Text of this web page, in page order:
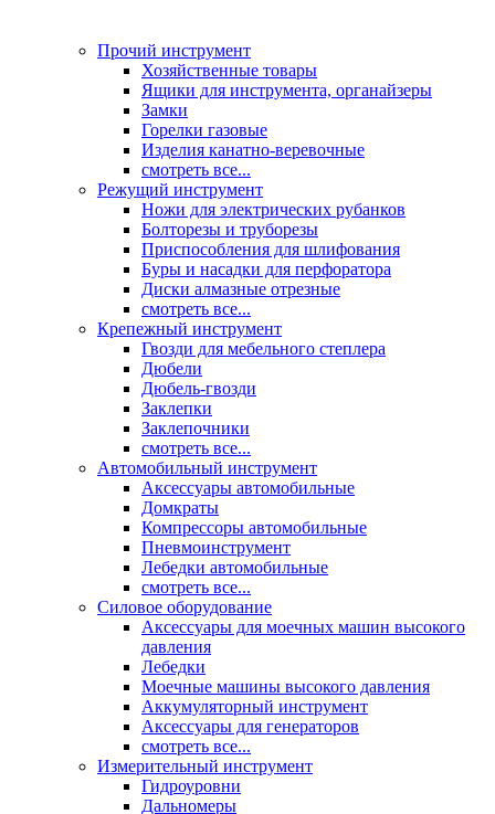
Прочий инструмент
Хозяйственные товары
Ящики для инструмента, органайзеры
Замки
Горелки газовые
Изделия канатно-веревочные
смотреть все...
Режущий инструмент
Ножи для электрических рубанков
Болторезы и труборезы
Приспособления для шлифования
Буры и насадки для перфоратора
Диски алмазные отрезные
смотреть все...
Крепежный инструмент
Гвозди для мебельного степлера
Дюбели
Дюбель-гвозди
Заклепки
Заклепочники
смотреть все...
Автомобильный инструмент
Аксессуары автомобильные
Домкраты
Компрессоры автомобильные
Пневмоинструмент
Лебедки автомобильные
смотреть все...
Силовое оборудование
Аксессуары для моечных машин высокого
давления
Лебедки
Моечные машины высокого давления
Аккумуляторный инструмент
Аксессуары для генераторов
смотреть все...
Измерительный инструмент
Гидроуровни
Дальномеры